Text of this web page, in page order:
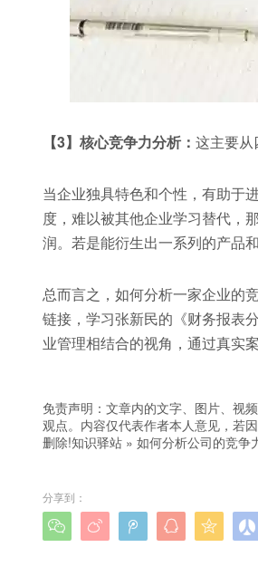
【3】核心竞争力分析： 这主要从
当企业独具特色和个性，有助于
度，难以被其他企业学习替代，
润。若是能衍生出一系列的产品
总而言之，如何分析一家企业的
链接，学习张新民的《财务报表
业管理相结合的视角，通过真实
免责声明：文章内的文字、图片、视
观点。内容仅代表作者本人意见，若
删除!知识驿站 » 如何分析公司的竞争
分享到：
     